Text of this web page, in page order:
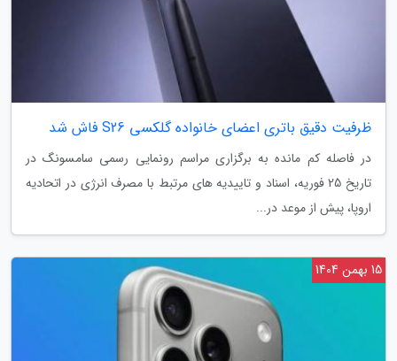
ظرفیت دقیق باتری اعضای خانواده گلکسی S26 فاش شد
در فاصله کم مانده به برگزاری مراسم رونمایی رسمی سامسونگ در
تاریخ 25 فوریه، اسناد و تاییدیه های مرتبط با مصرف انرژی در اتحادیه
اروپا، پیش از موعد در...
15 بهمن 1404